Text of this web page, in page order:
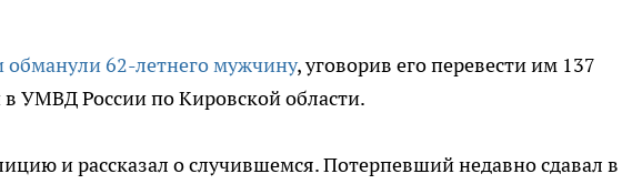
62-летнего мужчину, уговорив его перевести им 137
УМВД России по Кировской области.
и рассказал о случившемся. Потерпевший недавно сдавал в